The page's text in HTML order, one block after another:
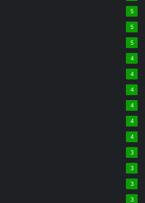
5
5
5
4
4
4
4
4
4
3
3
3
3